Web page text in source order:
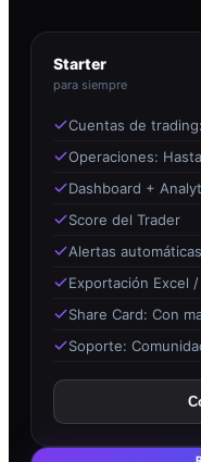
Starter
para siempre
Cuentas de
Operaciones:
Dashboard +
Score del Trader
Alertas automáticas
Exportación Excel /
Share Card: Con
Soporte: